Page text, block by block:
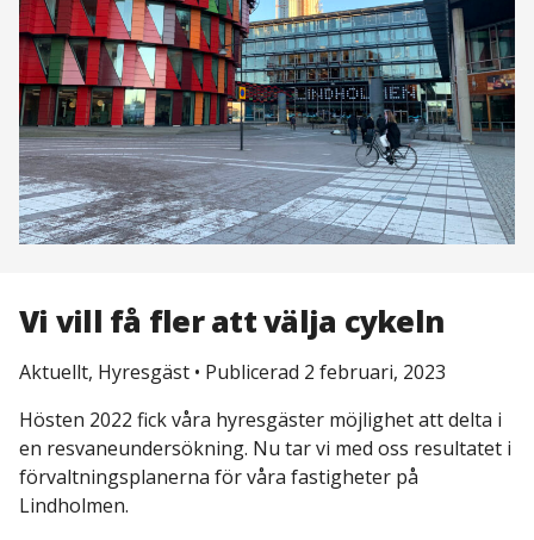
Vi vill få fler att välja cykeln
Aktuellt, Hyresgäst • Publicerad 2 februari, 2023
Hösten 2022 fick våra hyresgäster möjlighet att delta i
en resvaneundersökning. Nu tar vi med oss resultatet i
förvaltningsplanerna för våra fastigheter på
Lindholmen.